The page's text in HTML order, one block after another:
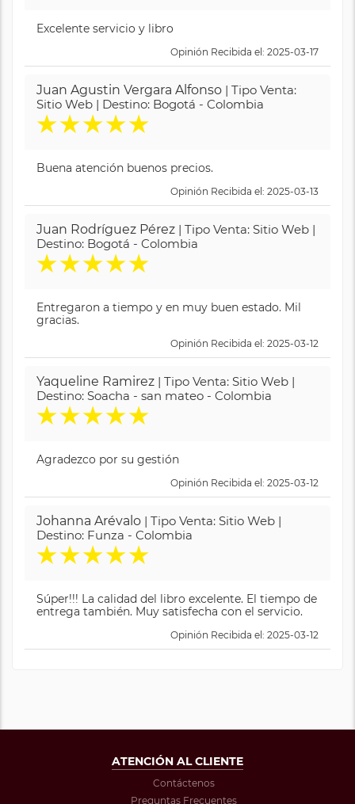
Excelente servicio y libro
Opinión Recibida el: 2025-03-17
Juan Agustin Vergara Alfonso | Tipo Venta:
Sitio Web | Destino: Bogotá - Colombia
★★★★★
Buena atención buenos precios.
Opinión Recibida el: 2025-03-13
Juan Rodríguez Pérez | Tipo Venta: Sitio Web |
Destino: Bogotá - Colombia
★★★★★
Entregaron a tiempo y en muy buen estado. Mil
gracias.
Opinión Recibida el: 2025-03-12
Yaqueline Ramirez | Tipo Venta: Sitio Web |
Destino: Soacha - san mateo - Colombia
★★★★★
Agradezco por su gestión
Opinión Recibida el: 2025-03-12
Johanna Arévalo | Tipo Venta: Sitio Web |
Destino: Funza - Colombia
★★★★★
Súper!!! La calidad del libro excelente. El tiempo de
entrega también. Muy satisfecha con el servicio.
Opinión Recibida el: 2025-03-12
ATENCIÓN AL CLIENTE
Contáctenos
Preguntas Frecuentes